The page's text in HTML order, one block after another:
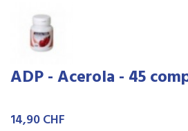
ADP - Acerola - 45
14,90 CHF